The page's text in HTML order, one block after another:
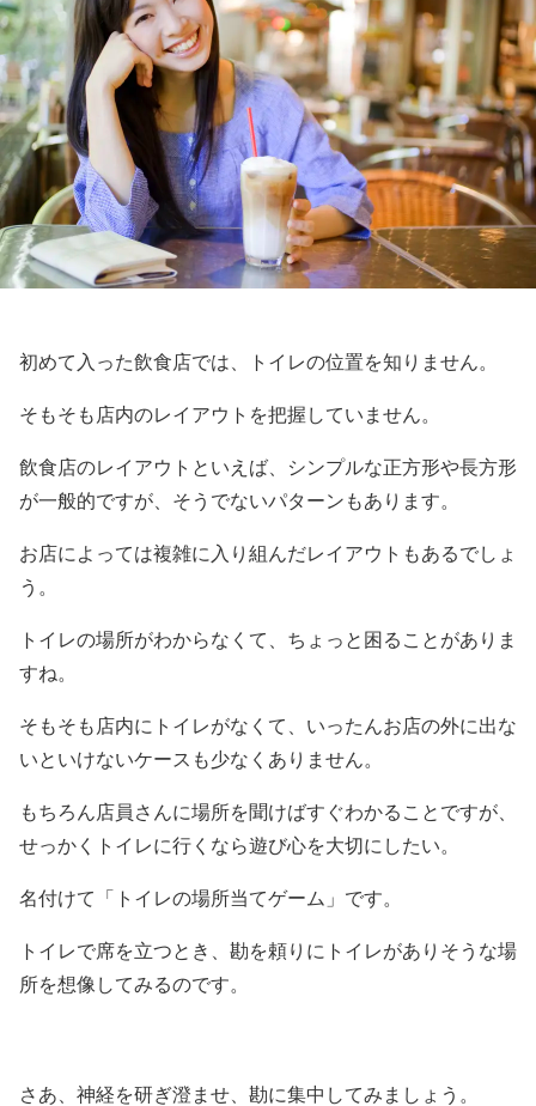
初めて入った飲食店では、トイレの位置を知りません。
そもそも店内のレイアウトを把握していません。
飲食店のレイアウトといえば、シンプルな正方形や長方形
が一般的ですが、そうでないパターンもあります。
お店によっては複雑に入り組んだレイアウトもあるでしょ
う。
トイレの場所がわからなくて、ちょっと困ることがありま
すね。
そもそも店内にトイレがなくて、いったんお店の外に出な
いといけないケースも少なくありません。
もちろん店員さんに場所を聞けばすぐわかることですが、
せっかくトイレに行くなら遊び心を大切にしたい。
名付けて「トイレの場所当てゲーム」です。
トイレで席を立つとき、勘を頼りにトイレがありそうな場
所を想像してみるのです。
さあ、神経を研ぎ澄ませ、勘に集中してみましょう。